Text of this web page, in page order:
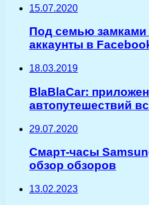
15.07.2020
Под семью
аккаунты в
18.03.2019
BlaBlaCar:
автопутешествий
29.07.2020
Смарт-часы
обзор обзоров
13.02.2023